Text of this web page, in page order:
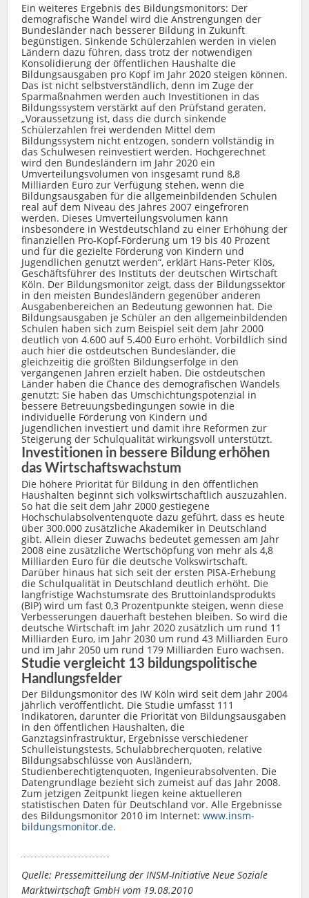
Ein weiteres Ergebnis des Bildungsmonitors: Der
demografische Wandel wird die Anstrengungen der
Bundesländer nach besserer Bildung in Zukunft
begünstigen. Sinkende Schülerzahlen werden in vielen
Ländern dazu führen, dass trotz der notwendigen
Konsolidierung der öffentlichen Haushalte die
Bildungsausgaben pro Kopf im Jahr 2020 steigen können.
Das ist nicht selbstverständlich, denn im Zuge der
Sparmaßnahmen werden auch Investitionen in das
Bildungssystem verstärkt auf den Prüfstand geraten.
„Voraussetzung ist, dass die durch sinkende
Schülerzahlen frei werdenden Mittel dem
Bildungssystem nicht entzogen, sondern vollständig in
das Schulwesen reinvestiert werden. Hochgerechnet
wird den Bundesländern im Jahr 2020 ein
Umverteilungsvolumen von insgesamt rund 8,8
Milliarden Euro zur Verfügung stehen, wenn die
Bildungsausgaben für die allgemeinbildenden Schulen
real auf dem Niveau des Jahres 2007 eingefroren
werden. Dieses Umverteilungsvolumen kann
insbesondere in Westdeutschland zu einer Erhöhung der
finanziellen Pro-Kopf-Förderung um 19 bis 40 Prozent
und für die gezielte Förderung von Kindern und
Jugendlichen genutzt werden“, erklärt Hans-Peter Klös,
Geschäftsführer des Instituts der deutschen Wirtschaft
Köln. Der Bildungsmonitor zeigt, dass der Bildungssektor
in den meisten Bundesländern gegenüber anderen
Ausgabenbereichen an Bedeutung gewonnen hat. Die
Bildungsausgaben je Schüler an den allgemeinbildenden
Schulen haben sich zum Beispiel seit dem Jahr 2000
deutlich von 4.600 auf 5.400 Euro erhöht. Vorbildlich sind
auch hier die ostdeutschen Bundesländer, die
gleichzeitig die größten Bildungserfolge in den
vergangenen Jahren erzielt haben. Die ostdeutschen
Länder haben die Chance des demografischen Wandels
genutzt: Sie haben das Umschichtungspotenzial in
bessere Betreuungsbedingungen sowie in die
individuelle Förderung von Kindern und
Jugendlichen investiert und damit ihre Reformen zur
Steigerung der Schulqualität wirkungsvoll unterstützt.
Investitionen in bessere Bildung erhöhen
das Wirtschaftswachstum
Die höhere Priorität für Bildung in den öffentlichen
Haushalten beginnt sich volkswirtschaftlich auszuzahlen.
So hat die seit dem Jahr 2000 gestiegene
Hochschulabsolventenquote dazu geführt, dass es heute
über 300.000 zusätzliche Akademiker in Deutschland
gibt. Allein dieser Zuwachs bedeutet gemessen am Jahr
2008 eine zusätzliche Wertschöpfung von mehr als 4,8
Milliarden Euro für die deutsche Volkswirtschaft.
Darüber hinaus hat sich seit der ersten PISA-Erhebung
die Schulqualität in Deutschland deutlich erhöht. Die
langfristige Wachstumsrate des Bruttoinlandsprodukts
(BIP) wird um fast 0,3 Prozentpunkte steigen, wenn diese
Verbesserungen dauerhaft bestehen bleiben. So wird die
deutsche Wirtschaft im Jahr 2020 zusätzlich um rund 11
Milliarden Euro, im Jahr 2030 um rund 43 Milliarden Euro
und im Jahr 2050 um rund 179 Milliarden Euro wachsen.
Studie vergleicht 13 bildungspolitische
Handlungsfelder
Der Bildungsmonitor des IW Köln wird seit dem Jahr 2004
jährlich veröffentlicht. Die Studie umfasst 111
Indikatoren, darunter die Priorität von Bildungsausgaben
in den öffentlichen Haushalten, die
Ganztagsinfrastruktur, Ergebnisse verschiedener
Schulleistungstests, Schulabbrecherquoten, relative
Bildungsabschlüsse von Ausländern,
Studienberechtigtenquoten, Ingenieurabsolventen. Die
Datengrundlage bezieht sich zumeist auf das Jahr 2008.
Zum jetzigen Zeitpunkt liegen keine aktuelleren
statistischen Daten für Deutschland vor. Alle Ergebnisse
des Bildungsmonitor 2010 im Internet: www.insm-
bildungsmonitor.de.
Quelle: Pressemitteilung der INSM-Initiative Neue Soziale
Marktwirtschaft GmbH vom 19.08.2010